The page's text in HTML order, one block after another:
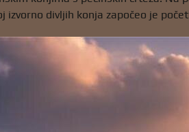
izvorno divljih konja započeo je